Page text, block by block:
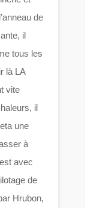
de
il
tous les
là LA
vite
il
une
à
avec
de
Hrubon,